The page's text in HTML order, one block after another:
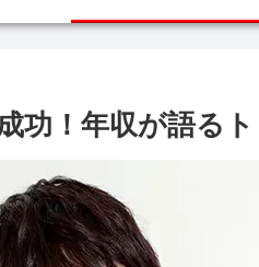
功！年収が語る